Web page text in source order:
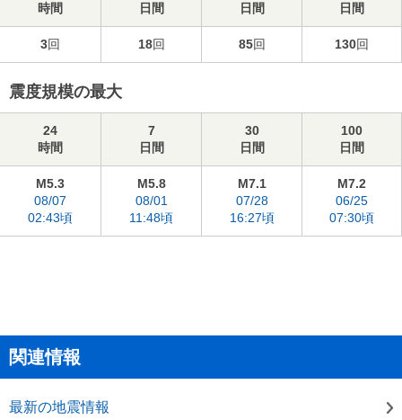
時間
日間
日間
日間
3回 18回 85回 130回
震度規模の最大
24
時間
7
日間
30
日間
100
日間
M5.3
08/07
02:43頃
M5.8
08/01
11:48頃
M7.1
07/28
16:27頃
M7.2
06/25
07:30頃
関連情報
最新の地震情報